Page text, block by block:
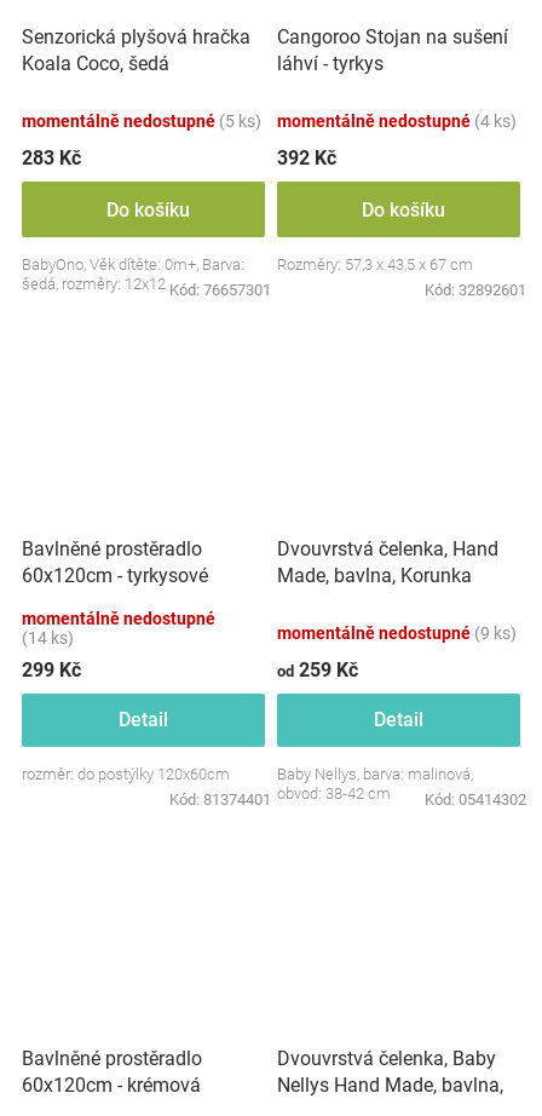
Senzorická plyšová hračka
Koala Coco, šedá
momentálně nedostupné (5 ks)
283 Kč
Do košíku
BabyOno, Věk dítěte: 0m+, Barva:
šedá, rozměry: 12x12 cm.
Kód: 76657301
Cangoroo Stojan na sušení
láhví - tyrkys
momentálně nedostupné (4 ks)
392 Kč
Do košíku
Rozměry: 57,3 x 43,5 x 67 cm
Kód: 32892601
Bavlněné prostěradlo
60x120cm - tyrkysové
momentálně nedostupné
(14 ks)
299 Kč
Detail
rozměr: do postýlky 120x60cm
Kód: 81374401
Dvouvrstvá čelenka, Hand
Made, bavlna, Korunka
momentálně nedostupné (9 ks)
od 259 Kč
Detail
Baby Nellys, barva: malinová,
obvod: 38-42 cm
Kód: 05414302
Bavlněné prostěradlo
60x120cm - krémová
Dvouvrstvá čelenka, Baby
Nellys Hand Made, bavlna,